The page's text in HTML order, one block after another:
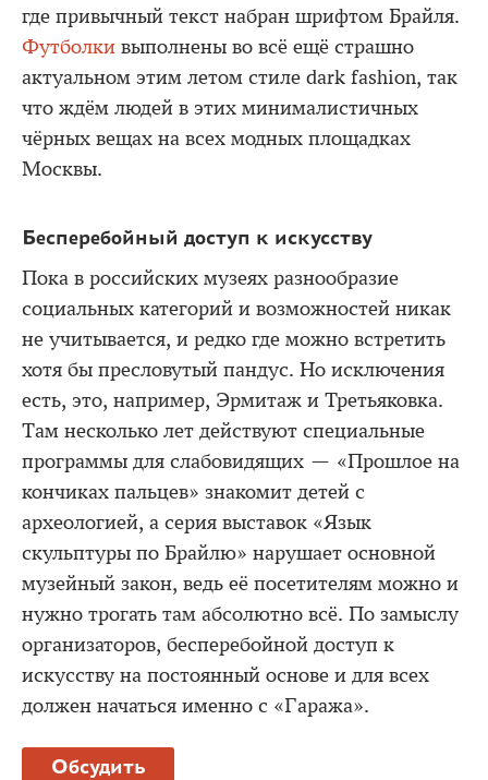
где привычный текст набран шрифтом Брайля.
Футболки выполнены во всё ещё страшно
актуальном этим летом стиле dark fashion, так
что ждём людей в этих минималистичных
чёрных вещах на всех модных площадках
Москвы.
Бесперебойный доступ к искусству
Пока в российских музеях разнообразие
социальных категорий и возможностей никак
не учитывается, и редко где можно встретить
хотя бы пресловутый пандус. Но исключения
есть, это, например, Эрмитаж и Третьяковка.
Там несколько лет действуют специальные
программы для слабовидящих — «Прошлое на
кончиках пальцев» знакомит детей с
археологией, а серия выставок «Язык
скульптуры по Брайлю» нарушает основной
музейный закон, ведь её посетителям можно и
нужно трогать там абсолютно всё. По замыслу
организаторов, бесперебойной доступ к
искусству на постоянный основе и для всех
должен начаться именно с «Гаража».
Обсудить